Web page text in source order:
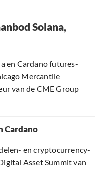
Solana,
en Cardano futures-
Mercantile
van de CME Group
Cardano
en cryptocurrency-
Asset Summit van